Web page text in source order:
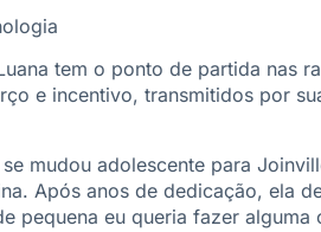
tem o ponto de partida nas
e incentivo, transmitidos por
mudou adolescente para
Após anos de dedicação, ela
pequena eu queria fazer